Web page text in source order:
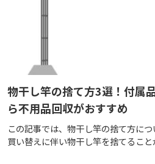
物干し竿の捨て方3選！付属
ら不用品回収がおすすめ
この記事では、物干し竿の捨て方に
買い替えに伴い物干し竿を捨てること